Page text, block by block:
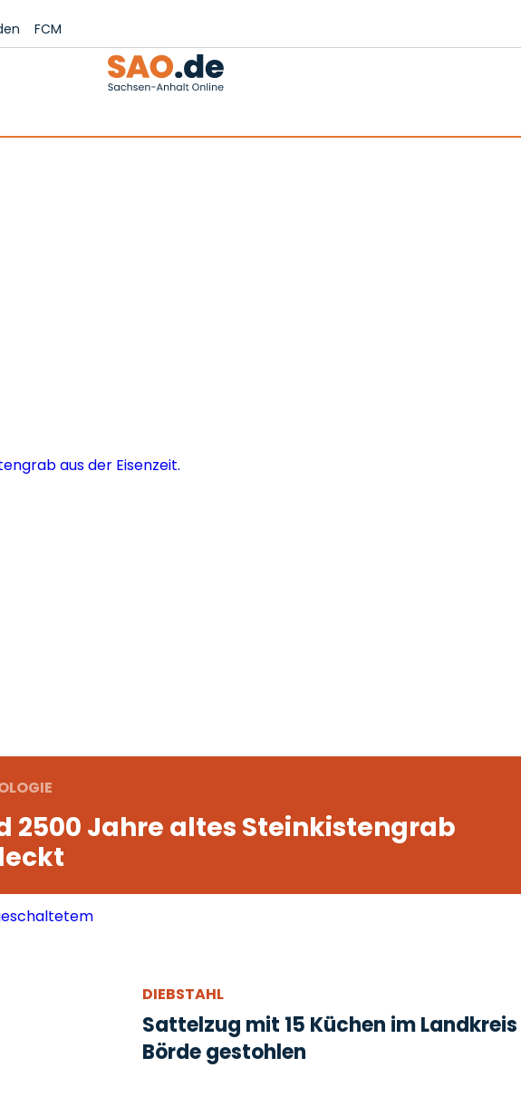
FCM
2500 Jahre altes Steinkistengrab
DIEBSTAHL
Sattelzug mit 15 Küchen im Landkreis
Börde gestohlen